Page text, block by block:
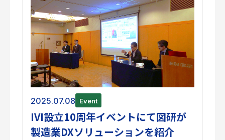
2025.07.08 Event
IVI設立10周年イベントにて図研が
製造業DXソリューションを紹介